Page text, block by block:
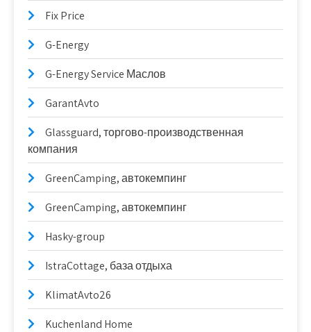
Fix Price
G-Energy
G-Energy Service Маслов
GarantAvto
Glassguard, торгово-производственная
компания
GreenCamping, автокемпинг
GreenCamping, автокемпинг
Hasky-group
IstraCottage, база отдыха
KlimatAvto26
Kuchenland Home